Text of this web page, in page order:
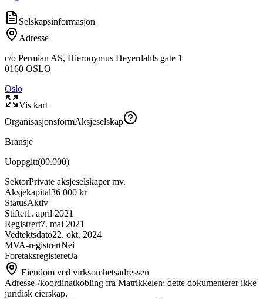
Selskapsinformasjon
Adresse
c/o Permian AS, Hieronymus Heyerdahls gate 1
0160 OSLO
Oslo
Vis kart
OrganisasjonsformAksjeselskap
Bransje
Uoppgitt(00.000)
SektorPrivate aksjeselskaper mv.
Aksjekapital36 000 kr
StatusAktiv
Stiftet1. april 2021
Registrert7. mai 2021
Vedtektsdato22. okt. 2024
MVA-registrertNei
ForetaksregisteretJa
Eiendom ved virksomhetsadressen
Adresse-/koordinatkobling fra Matrikkelen; dette dokumenterer ikke
juridisk eierskap.